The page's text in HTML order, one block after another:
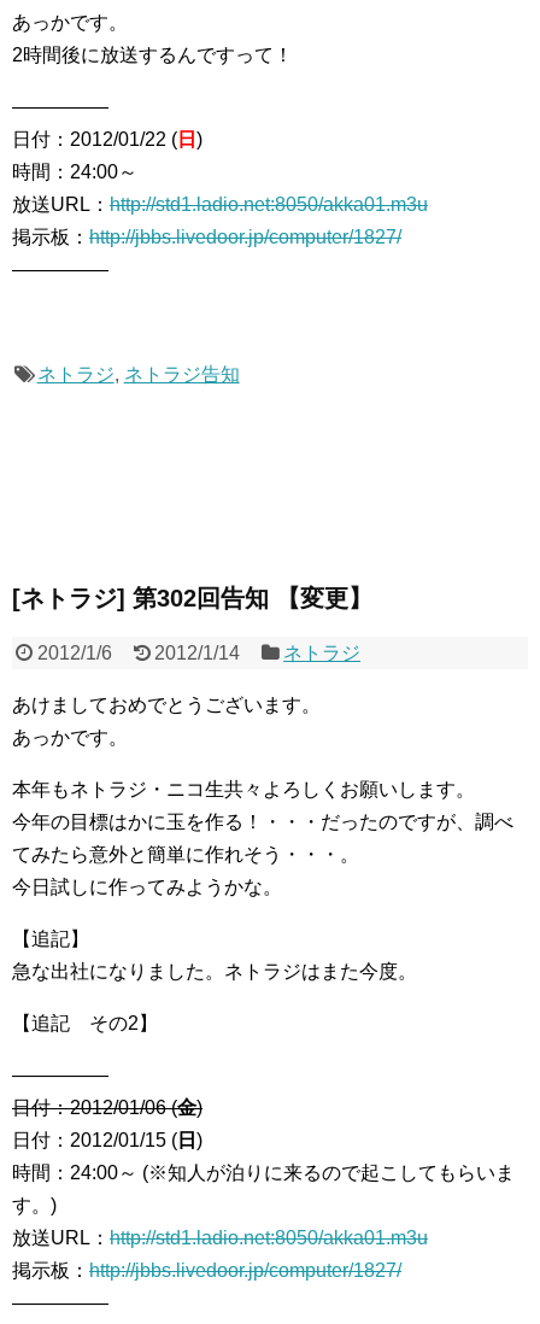
あっかです。
2時間後に放送するんですって！
―――――
日付：2012/01/22 ( 日 )
時間：24:00～
放送URL： http://std1.ladio.net:8050/akka01.m3u
掲示板： http://jbbs.livedoor.jp/computer/1827/
―――――
ネトラジ, ネトラジ告知
[ネトラジ] 第302回告知 【変更】
2012/1/6 2012/1/14 ネトラジ
あけましておめでとうございます。
あっかです。
本年もネトラジ・ニコ生共々よろしくお願いします。
今年の目標はかに玉を作る！・・・だったのですが、調べ
てみたら意外と簡単に作れそう・・・。
今日試しに作ってみようかな。
【追記】
急な出社になりました。ネトラジはまた今度。
【追記 その2】
―――――
日付：2012/01/06 (金)
日付：2012/01/15 ( 日 )
時間：24:00～ (※知人が泊りに来るので起こしてもらいま
す。)
放送URL： http://std1.ladio.net:8050/akka01.m3u
掲示板： http://jbbs.livedoor.jp/computer/1827/
―――――